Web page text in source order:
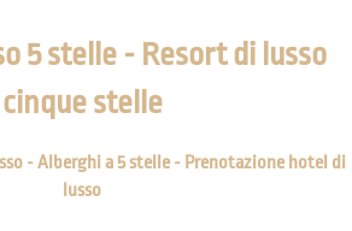
5 stelle - Resort di lusso
cinque stelle
- Alberghi a 5 stelle - Prenotazione hotel di
lusso